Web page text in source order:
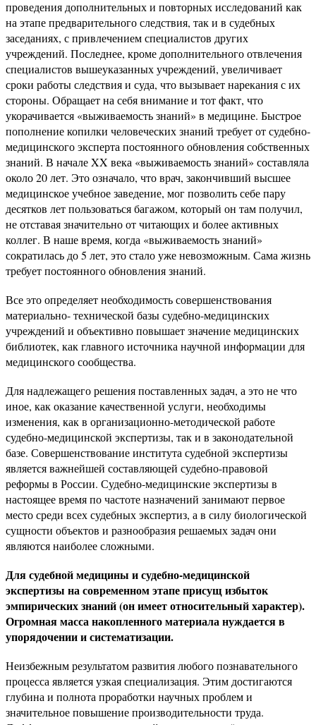
проведения дополнительных и повторных исследований как
на этапе предварительного следствия, так и в судебных
заседаниях, с привлечением специалистов других
учреждений. Последнее, кроме дополнительного отвлечения
специалистов вышеуказанных учреждений, увеличивает
сроки работы следствия и суда, что вызывает нарекания с их
стороны. Обращает на себя внимание и тот факт, что
укорачивается «выживаемость знаний» в медицине. Быстрое
пополнение копилки человеческих знаний требует от судебно-
медицинского эксперта постоянного обновления собственных
знаний. В начале XX века «выживаемость знаний» составляла
около 20 лет. Это означало, что врач, закончивший высшее
медицинское учебное заведение, мог позволить себе пару
десятков лет пользоваться багажом, который он там получил,
не отставая значительно от читающих и более активных
коллег. В наше время, когда «выживаемость знаний»
сократилась до 5 лет, это стало уже невозможным. Сама жизнь
требует постоянного обновления знаний.
Все это определяет необходимость совершенствования
материально- технической базы судебно-медицинских
учреждений и объективно повышает значение медицинских
библиотек, как главного источника научной информации для
медицинского сообщества.
Для надлежащего решения поставленных задач, а это не что
иное, как оказание качественной услуги, необходимы
изменения, как в организационно-методической работе
судебно-медицинской экспертизы, так и в законодательной
базе. Совершенствование института судебной экспертизы
является важнейшей составляющей судебно-правовой
реформы в России. Судебно-медицинские экспертизы в
настоящее время по частоте назначений занимают первое
место среди всех судебных экспертиз, а в силу биологической
сущности объектов и разнообразия решаемых задач они
являются наиболее сложными.
Для судебной медицины и судебно-медицинской
экспертизы на современном этапе присущ избыток
эмпирических знаний (он имеет относительный характер).
Огромная масса накопленного материала нуждается в
упорядочении и систематизации.
Неизбежным результатом развития любого познавательного
процесса является узкая специализация. Этим достигаются
глубина и полнота проработки научных проблем и
значительное повышение производительности труда.